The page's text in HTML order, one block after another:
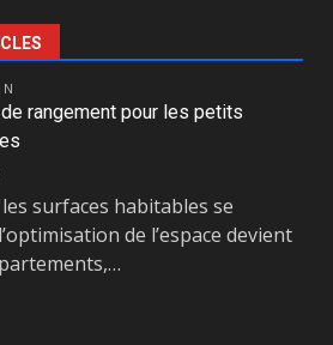
rangement pour les petits
surfaces habitables se
de l’espace devient